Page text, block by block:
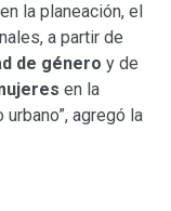
la planeación, el
a partir de
de género y de
en la
agregó la